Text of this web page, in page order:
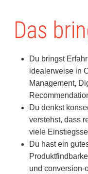
Das
Du bringst
idealerweise in
Management,
Du denkst
verstehst, dass
viele
Du hast ein
und conversion-